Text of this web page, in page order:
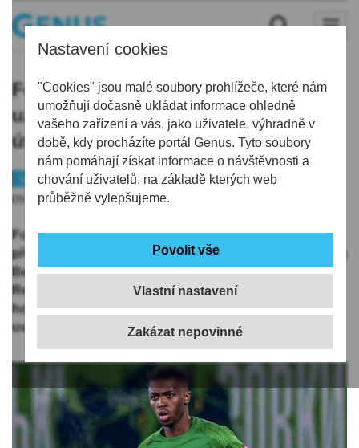
Nastavení cookies
"Cookies" jsou malé soubory prohlížeče, které nám
umožňují dočasně ukládat informace ohledně
vašeho zařízení a vás, jako uživatele, výhradně v
době, kdy procházíte portál Genus. Tyto soubory
nám pomáhají získat informace o návštěvnosti a
chování uživatelů, na základě kterých web
průběžně vylepšujeme.
Vlastní nastavení
Fotbalový Jablonec stihl před
uzávěrkou přestupů přivést ještě
útočníka Makouanu
Fotbal
Sport
09.09.2025 | 17:42
Fotbalisté Jablonce těsně před pondělní uzávěrkou
přestupů stihli přivést ještě dvaadvacetiletého útočníka
Beniho Makouanu z ukrajinské Polissje Žytomyr.
Reprezentant Konžské republiky bude na Střelnici
hostovat do konce aktuální sezony s opcí na přestup,
uvedl klub na svémwebu.